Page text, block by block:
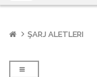
ŞARJ ALETLERI